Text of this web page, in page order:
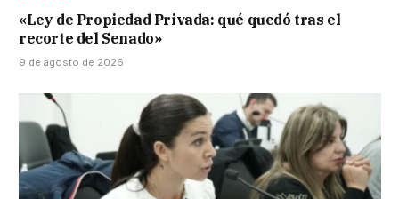
«Ley de Propiedad Privada: qué quedó tras el
recorte del Senado»
9 de agosto de 2026